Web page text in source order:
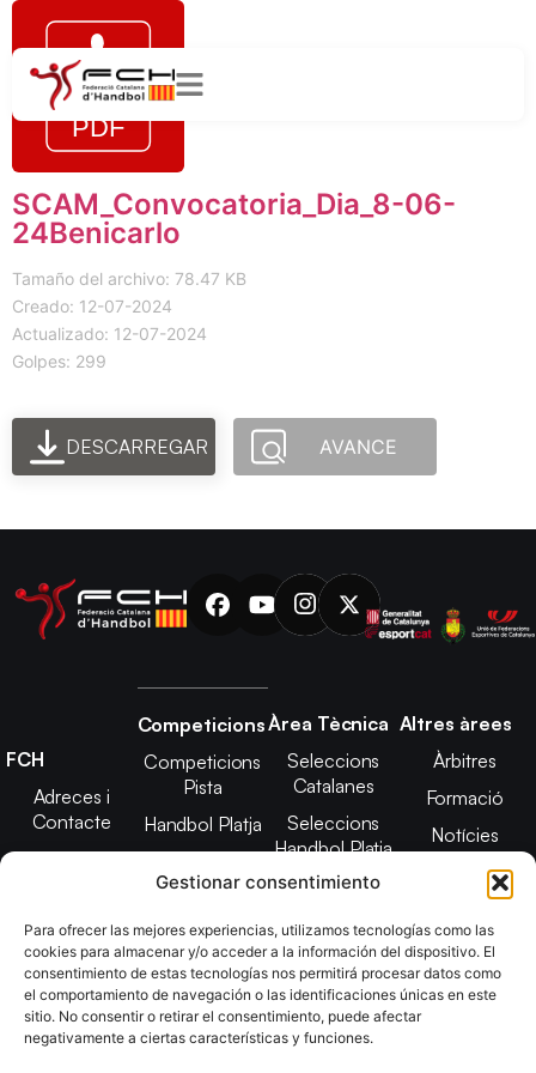
Gestionar consentimiento
Para ofrecer las mejores experiencias, utilizamos tecnologías como las
cookies para almacenar y/o acceder a la información del dispositivo. El
consentimiento de estas tecnologías nos permitirá procesar datos como
el comportamiento de navegación o las identificaciones únicas en este
sitio. No consentir o retirar el consentimiento, puede afectar
negativamente a ciertas características y funciones.
SCAM_Convocatoria_Dia_8-06-
24Benicarlo
Tamaño del archivo: 78.47 KB
Creado: 12-07-2024
Actualizado: 12-07-2024
Golpes: 299
DESCARREGAR AVANCE
FCH
Adreces i
Contacte
Junta Directiva
2025
Estatuts
Transparència
Imatge
Competicions
Competicions
Pista
Handbol Platja
Àrea Tècnica
Seleccions
Catalanes
Seleccions
Handbol Platja
Tecnificació
CATH
Promoció
Altres àrees
Àrbitres
Formació
Notícies
Adreces de
contacte